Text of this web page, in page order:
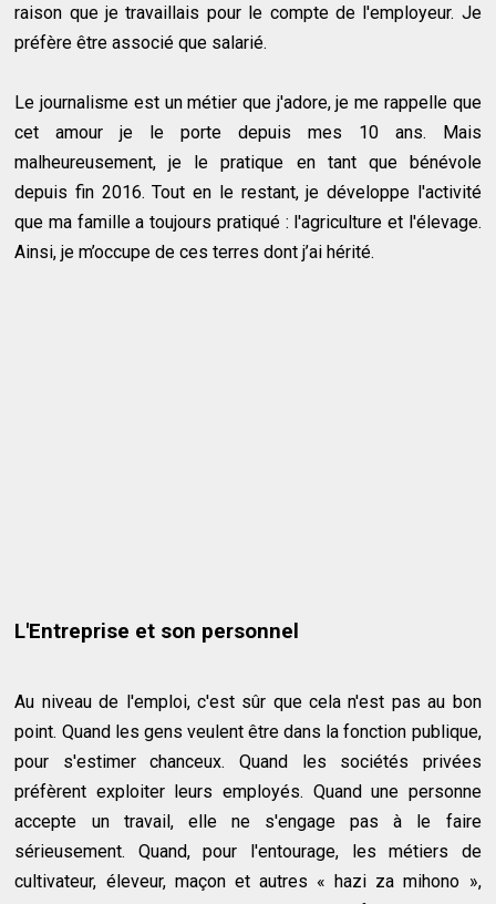
raison que je travaillais pour le compte de l'employeur. Je
préfère être associé que salarié.
Le journalisme est un métier que j'adore, je me rappelle que
cet amour je le porte depuis mes 10 ans. Mais
malheureusement, je le pratique en tant que bénévole
depuis fin 2016. Tout en le restant, je développe l'activité
que ma famille a toujours pratiqué : l'agriculture et l'élevage.
Ainsi, je m’occupe de ces terres dont j’ai hérité.
L'Entreprise et son personnel
Au niveau de l'emploi, c'est sûr que cela n'est pas au bon
point. Quand les gens veulent être dans la fonction publique,
pour s'estimer chanceux. Quand les sociétés privées
préfèrent exploiter leurs employés. Quand une personne
accepte un travail, elle ne s'engage pas à le faire
sérieusement. Quand, pour l'entourage, les métiers de
cultivateur, éleveur, maçon et autres « hazi za mihono »,